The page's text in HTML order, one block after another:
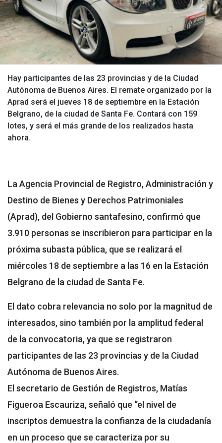
Hay participantes de las 23 provincias y de la Ciudad
Autónoma de Buenos Aires. El remate organizado por la
Aprad será el jueves 18 de septiembre en la Estación
Belgrano, de la ciudad de Santa Fe. Contará con 159
lotes, y será el más grande de los realizados hasta
ahora.
La Agencia Provincial de Registro, Administración y
Destino de Bienes y Derechos Patrimoniales
(Aprad), del Gobierno santafesino, confirmó que
3.910 personas se inscribieron para participar en la
próxima subasta pública, que se realizará el
miércoles 18 de septiembre a las 16 en la Estación
Belgrano de la ciudad de Santa Fe.
El dato cobra relevancia no solo por la magnitud de
interesados, sino también por la amplitud federal
de la convocatoria, ya que se registraron
participantes de las 23 provincias y de la Ciudad
Autónoma de Buenos Aires.
El secretario de Gestión de Registros, Matías
Figueroa Escauriza, señaló que “el nivel de
inscriptos demuestra la confianza de la ciudadanía
en un proceso que se caracteriza por su